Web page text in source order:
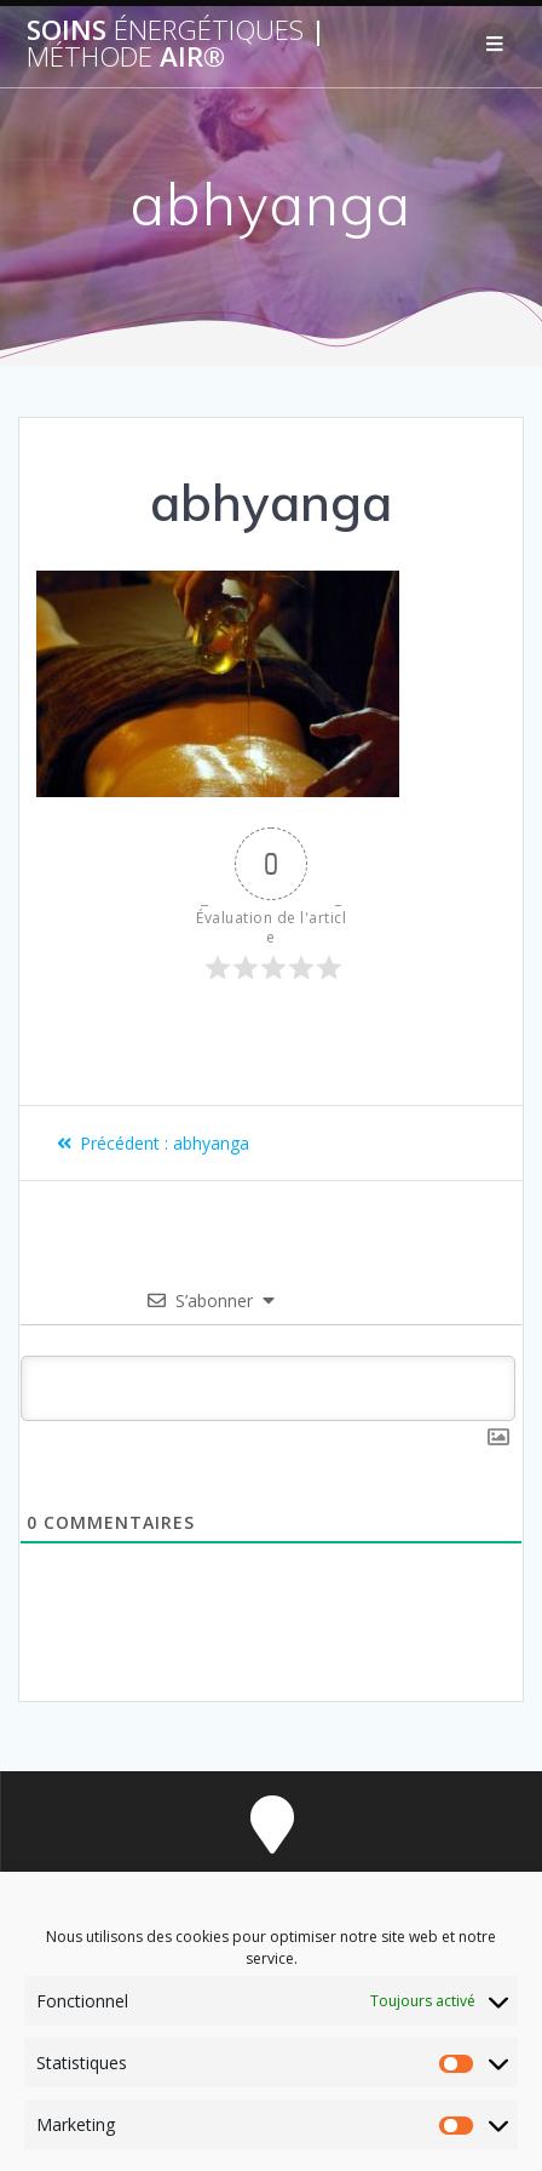
Nous utilisons des cookies pour optimiser notre site web et notre
service.
Fonctionnel Toujours activé
Statistiques
Marketing
SOINSÉNERGÉTIQUES|
MÉTHODEAIR®
abhyanga
abhyanga
0
Évaluation de l'articl
e
Précédent : abhyanga
S’abonner
0 COMMENTAIRES